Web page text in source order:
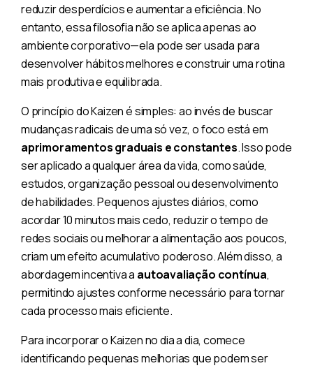
reduzir desperdícios e aumentar a eficiência. No
entanto, essa filosofia não se aplica apenas ao
ambiente corporativo—ela pode ser usada para
desenvolver hábitos melhores e construir uma rotina
mais produtiva e equilibrada.
O princípio do Kaizen é simples: ao invés de buscar
mudanças radicais de uma só vez, o foco está em
aprimoramentos graduais e constantes. Isso pode
ser aplicado a qualquer área da vida, como saúde,
estudos, organização pessoal ou desenvolvimento
de habilidades. Pequenos ajustes diários, como
acordar 10 minutos mais cedo, reduzir o tempo de
redes sociais ou melhorar a alimentação aos poucos,
criam um efeito acumulativo poderoso. Além disso, a
abordagem incentiva a autoavaliação contínua,
permitindo ajustes conforme necessário para tornar
cada processo mais eficiente.
Para incorporar o Kaizen no dia a dia, comece
identificando pequenas melhorias que podem ser